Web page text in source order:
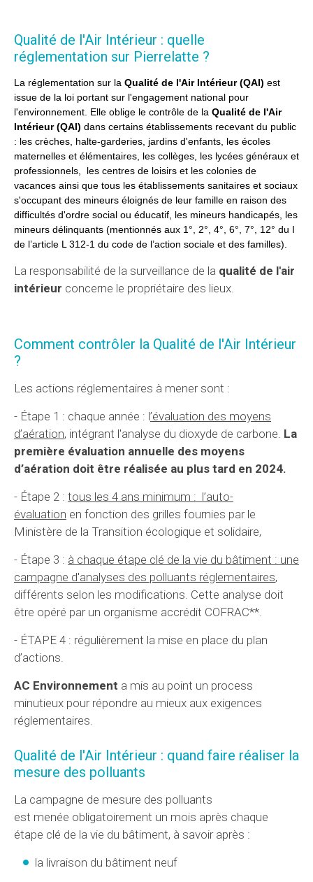
Qualité de l'Air Intérieur : quelle
réglementation sur Pierrelatte ?
La réglementation sur la Qualité de l'Air Intérieur (QAI) est
issue de la loi portant sur l'engagement national pour
l'environnement. Elle oblige le contrôle de la Qualité de l'Air
Intérieur (QAI) dans certains établissements recevant du public
: les crèches, halte-garderies, jardins d'enfants, les écoles
maternelles et élémentaires, les collèges, les lycées généraux et
professionnels, les centres de loisirs et les colonies de
vacances ainsi que tous les établissements sanitaires et sociaux
s'occupant des mineurs éloignés de leur famille en raison des
difficultés d'ordre social ou éducatif, les mineurs handicapés, les
mineurs délinquants (mentionnés aux 1°, 2°, 4°, 6°, 7°, 12° du I
de l’article L 312-1 du code de l’action sociale et des familles).
La responsabilité de la surveillance de la qualité de l'air
intérieur concerne le propriétaire des lieux.
Comment contrôler la Qualité de l'Air Intérieur
?
Les actions réglementaires à mener sont :
- Étape 1 : chaque année : l’évaluation des moyens
d’aération, intégrant l'analyse du dioxyde de carbone. La
première évaluation annuelle des moyens
d’aération doit être réalisée au plus tard en 2024.
- Étape 2 : tous les 4 ans minimum : l’auto-
évaluation en fonction des grilles fournies par le
Ministère de la Transition écologique et solidaire,
- Étape 3 : à chaque étape clé de la vie du bâtiment : une
campagne d'analyses des polluants réglementaires,
différents selon les modifications. Cette analyse doit
être opéré par un organisme accrédit COFRAC**.
- ÉTAPE 4 : régulièrement la mise en place du plan
d’actions.
AC Environnement a mis au point un process
minutieux pour répondre au mieux aux exigences
réglementaires.
Qualité de l'Air Intérieur : quand faire réaliser la
mesure des polluants
La campagne de mesure des polluants
est menée obligatoirement un mois après chaque
étape clé de la vie du bâtiment, à savoir après :
la livraison du bâtiment neuf